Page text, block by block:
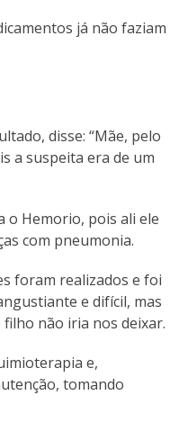
já não faziam
disse: “Mãe, pelo
a suspeita era de um
o Hemorio, pois ali ele
com pneumonia.
foram realizados e foi
e difícil, mas
não iria nos deixar.
e,
tomando